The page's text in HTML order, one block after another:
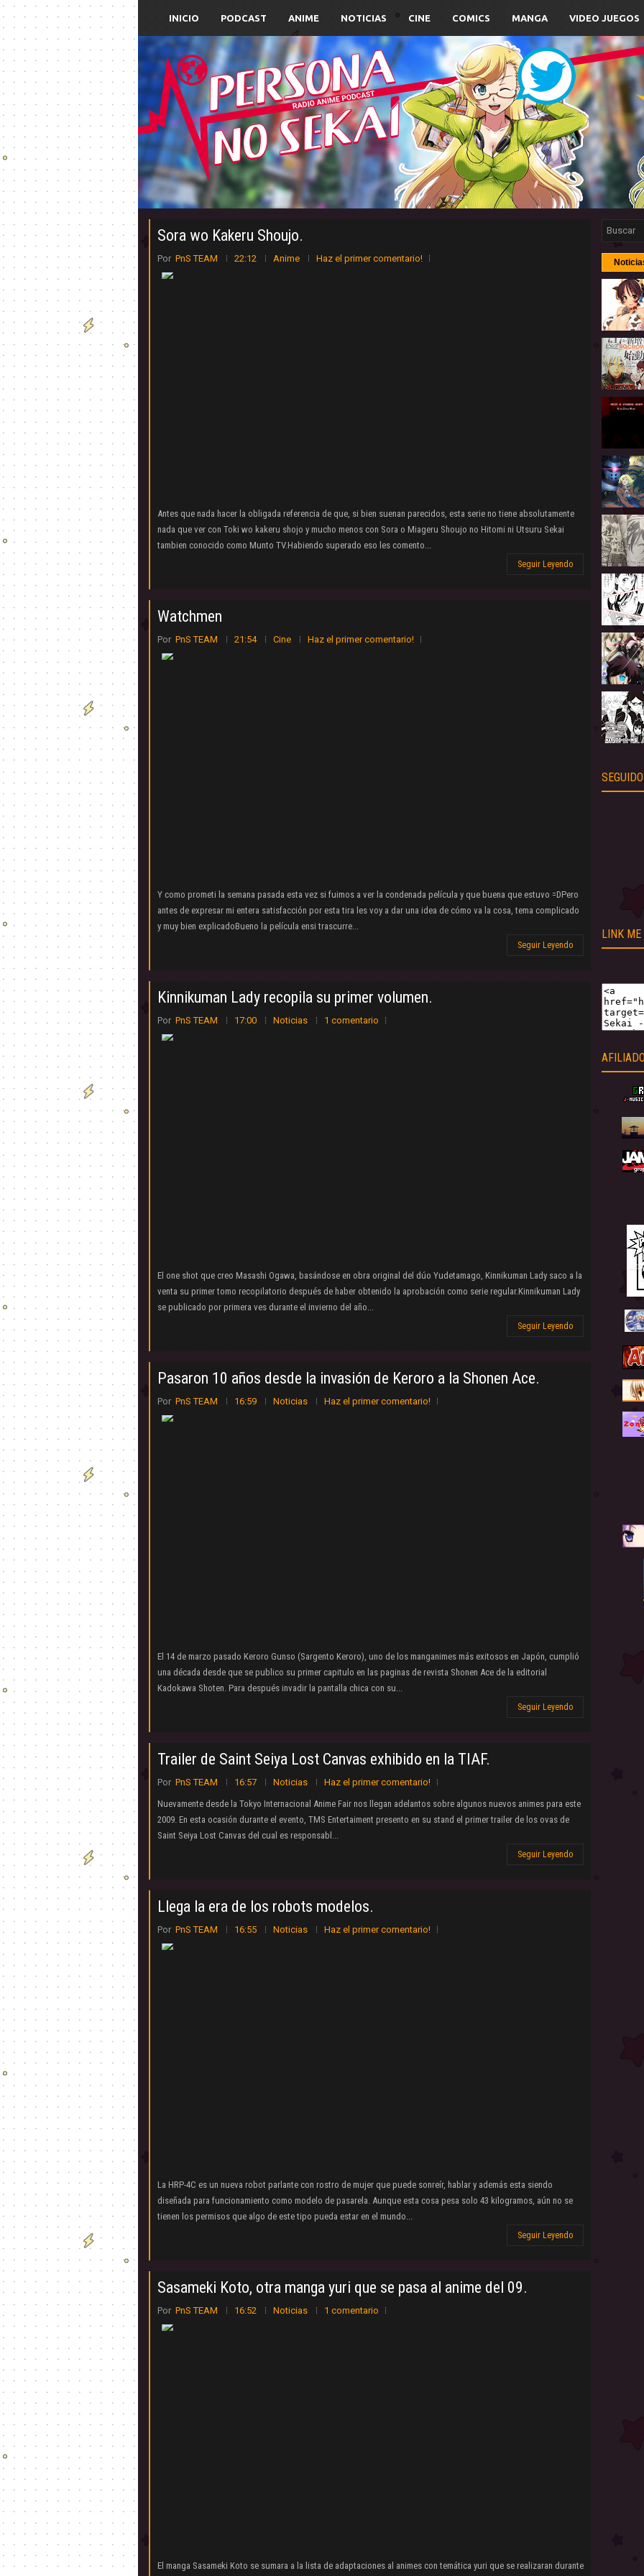
INICIO PODCAST ANIME NOTICIAS CINE COMICS MANGA VIDEO JUEGOS
Sora wo Kakeru Shoujo.
Por PnS TEAM 22:12 Anime Haz el primer comentario!
Antes que nada hacer la obligada referencia de que, si bien suenan parecidos, esta serie no tiene absolutamente
nada que ver con Toki wo kakeru shojo y mucho menos con Sora o Miageru Shoujo no Hitomi ni Utsuru Sekai
tambien conocido como Munto TV.Habiendo superado eso les comento...
Seguir Leyendo
Watchmen
Por PnS TEAM 21:54 Cine Haz el primer comentario!
Y como prometi la semana pasada esta vez si fuimos a ver la condenada película y que buena que estuvo =DPero
antes de expresar mi entera satisfacción por esta tira les voy a dar una idea de cómo va la cosa, tema complicado
y muy bien explicadoBueno la película ensi trascurre...
Seguir Leyendo
Kinnikuman Lady recopila su primer volumen.
Por PnS TEAM 17:00 Noticias 1 comentario
El one shot que creo Masashi Ogawa, basándose en obra original del dúo Yudetamago, Kinnikuman Lady saco a la
venta su primer tomo recopilatorio después de haber obtenido la aprobación como serie regular.Kinnikuman Lady
se publicado por primera ves durante el invierno del año...
Seguir Leyendo
Pasaron 10 años desde la invasión de Keroro a la Shonen Ace.
Por PnS TEAM 16:59 Noticias Haz el primer comentario!
El 14 de marzo pasado Keroro Gunso (Sargento Keroro), uno de los manganimes más exitosos en Japón, cumplió
una década desde que se publico su primer capitulo en las paginas de revista Shonen Ace de la editorial
Kadokawa Shoten. Para después invadir la pantalla chica con su...
Seguir Leyendo
Trailer de Saint Seiya Lost Canvas exhibido en la TIAF.
Por PnS TEAM 16:57 Noticias
Haz el primer comentario!
Nuevamente desde la Tokyo Internacional Anime Fair nos llegan adelantos sobre algunos nuevos animes para este
2009. En esta ocasión durante el evento, TMS Entertaiment presento en su stand el primer trailer de los ovas de
Saint Seiya Lost Canvas del cual es responsabl...
Seguir Leyendo
Llega la era de los robots modelos.
Por PnS TEAM 16:55 Noticias Haz el primer comentario!
La HRP-4C es un nueva robot parlante con rostro de mujer que puede sonreír, hablar y además esta siendo
diseñada para funcionamiento como modelo de pasarela. Aunque esta cosa pesa solo 43 kilogramos, aún no se
tienen los permisos que algo de este tipo pueda estar en el mundo...
Seguir Leyendo
Sasameki Koto, otra manga yuri que se pasa al anime del 09.
Por PnS TEAM 16:52 Noticias 1 comentario
El manga Sasameki Koto se sumara a la lista de adaptaciones al animes con temática yuri que se realizaran durante
LINK ME